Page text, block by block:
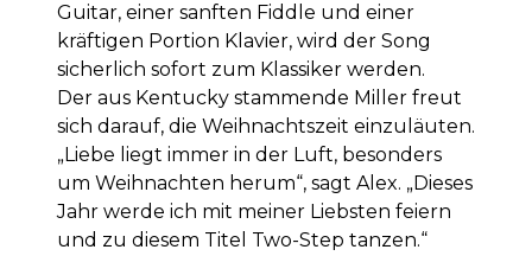
Guitar, einer sanften Fiddle und einer
kräftigen Portion Klavier, wird der Song
sicherlich sofort zum Klassiker werden.
Der aus Kentucky stammende Miller freut
sich darauf, die Weihnachtszeit einzuläuten.
„Liebe liegt immer in der Luft, besonders
um Weihnachten herum“, sagt Alex. „Dieses
Jahr werde ich mit meiner Liebsten feiern
und zu diesem Titel Two-Step tanzen.“